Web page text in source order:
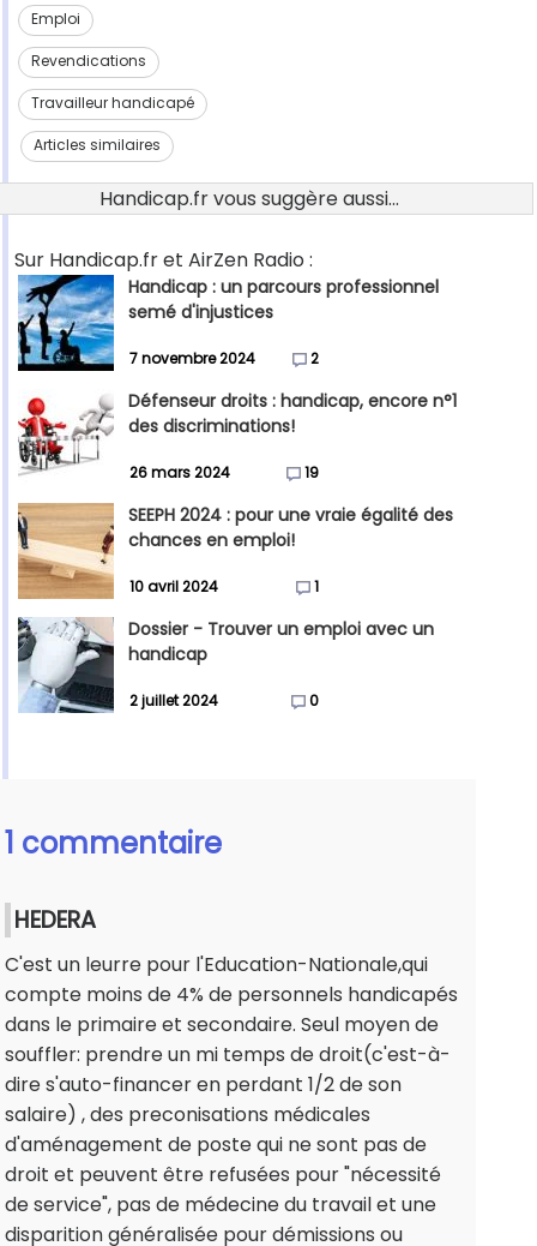
Emploi
Revendications
Travailleur handicapé
Articles similaires
Handicap.fr vous suggère aussi...
Sur Handicap.fr et AirZen Radio :
Handicap : un parcours professionnel
semé d'injustices
7 novembre 2024 2
Défenseur droits : handicap, encore n°1
des discriminations!
26 mars 2024 19
SEEPH 2024 : pour une vraie égalité des
chances en emploi!
10 avril 2024 1
Dossier - Trouver un emploi avec un
handicap
2 juillet 2024 0
1 commentaire
HEDERA
C'est un leurre pour l'Education-Nationale,qui
compte moins de 4% de personnels handicapés
dans le primaire et secondaire. Seul moyen de
souffler: prendre un mi temps de droit(c'est-à-
dire s'auto-financer en perdant 1/2 de son
salaire) , des preconisations médicales
d'aménagement de poste qui ne sont pas de
droit et peuvent être refusées pour "nécessité
de service", pas de médecine du travail et une
disparition généralisée pour démissions ou